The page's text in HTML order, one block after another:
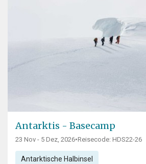
Antarktis - Basecamp
23 Nov - 5 Dez, 2026•Reisecode: HDS22-26
Antarktische Halbinsel